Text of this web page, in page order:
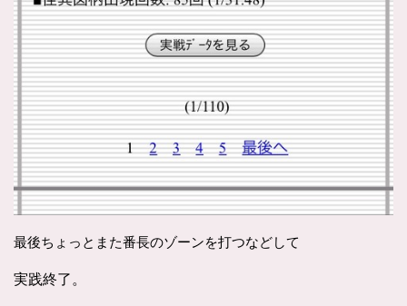
最後ちょっとまた番長のゾーンを打つなどして
実践終了。